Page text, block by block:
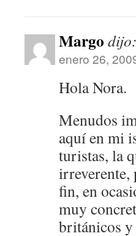
Margo dijo:
enero 26,
Hola Nora.
Menudos
aquí en mi
turistas, la
irreverente,
fin, en
muy
británicos y